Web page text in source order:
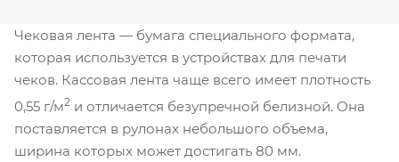
Чековая лента — бумага специального формата,
которая используется в устройствах для печати
чеков. Кассовая лента чаще всего имеет плотность
0,55 г/м2 и отличается безупречной белизной. Она
поставляется в рулонах небольшого объема,
ширина которых может достигать 80 мм.